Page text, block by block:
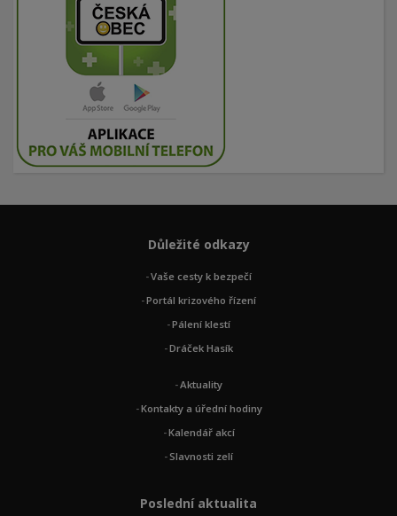
Důležité odkazy
Vaše cesty k bezpečí
Portál krizového řízení
Pálení klestí
Dráček Hasík
Aktuality
Kontakty a úřední hodiny
Kalendář akcí
Slavnosti zelí
Poslední aktualita